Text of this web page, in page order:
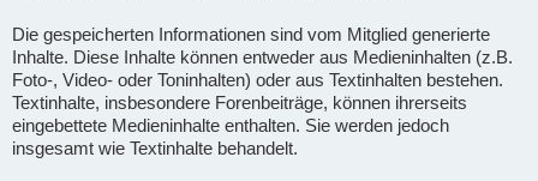
Die gespeicherten Informationen sind vom Mitglied generierte
Inhalte. Diese Inhalte können entweder aus Medieninhalten (z.B.
Foto-, Video- oder Toninhalten) oder aus Textinhalten bestehen.
Textinhalte, insbesondere Forenbeiträge, können ihrerseits
eingebettete Medieninhalte enthalten. Sie werden jedoch
insgesamt wie Textinhalte behandelt.